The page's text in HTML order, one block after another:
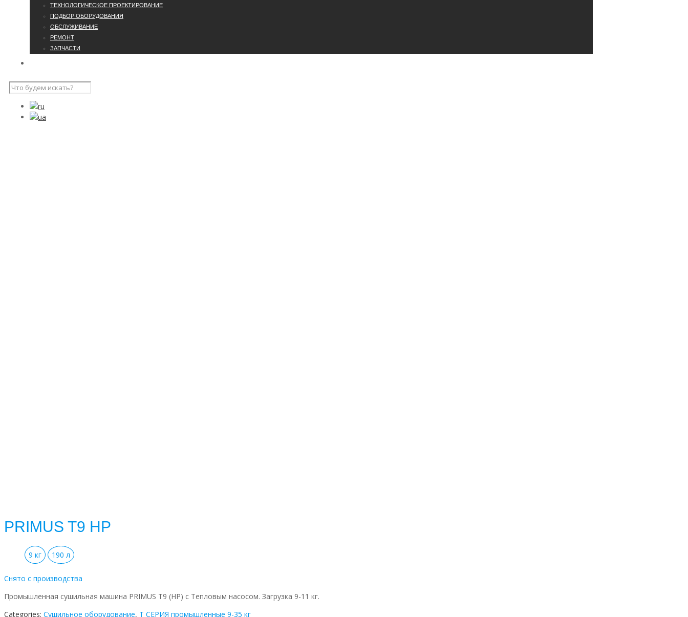
ТЕХНОЛОГИЧЕСКОЕ ПРОЕКТИРОВАНИЕ
ПОДБОР ОБОРУДОВАНИЯ
ОБСЛУЖИВАНИЕ
РЕМОНТ
ЗАПЧАСТИ
PRIMUS T9 HP
9 кг 190 л
Снято с производства
Промышленная сушильная машина PRIMUS T9 (HP) с Тепловым насосом. Загрузка 9-11 кг.
Categories: Cушильное оборудование, T СЕРИЯ промышленные 9-35 кг